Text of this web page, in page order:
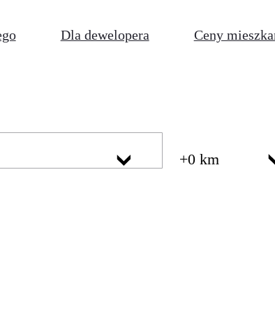
Dla dewelopera Ceny
+0 km